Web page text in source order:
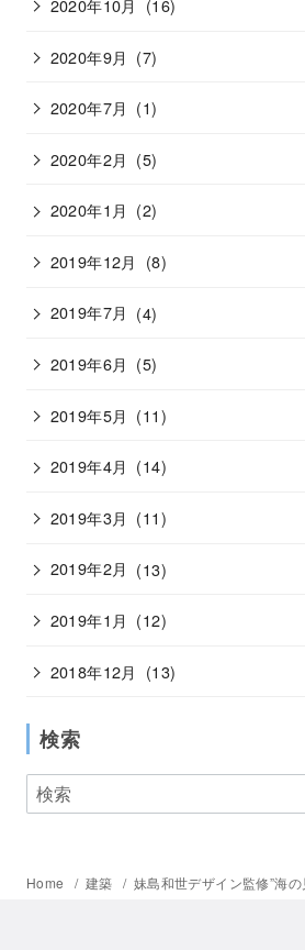
2020年10月 (16)
2020年9月 (7)
2020年7月 (1)
2020年2月 (5)
2020年1月 (2)
2019年12月 (8)
2019年7月 (4)
2019年6月 (5)
2019年5月 (11)
2019年4月 (14)
2019年3月 (11)
2019年2月 (13)
2019年1月 (12)
2018年12月 (13)
検索
Home 建築 妹島和世デザイン監修”海